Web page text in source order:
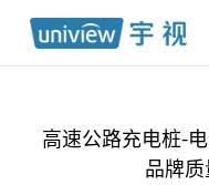
高速公路充电桩-
品牌